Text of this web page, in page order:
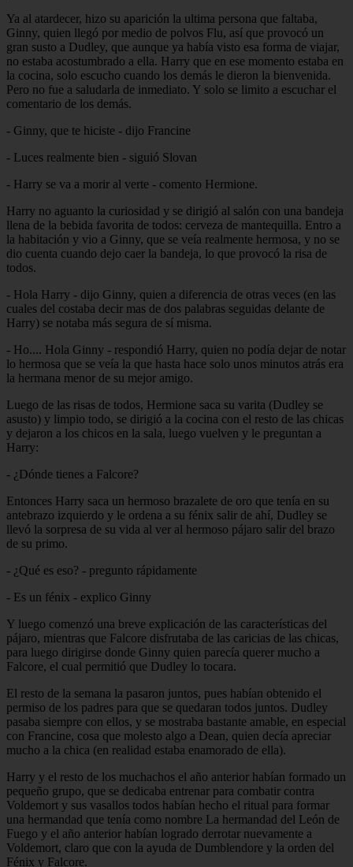
Ya al atardecer, hizo su aparición la ultima persona que faltaba,
Ginny, quien llegó por medio de polvos Flu, así que provocó un
gran susto a Dudley, que aunque ya había visto esa forma de viajar,
no estaba acostumbrado a ella. Harry que en ese momento estaba en
la cocina, solo escucho cuando los demás le dieron la bienvenida.
Pero no fue a saludarla de inmediato. Y solo se limito a escuchar el
comentario de los demás.
- Ginny, que te hiciste - dijo Francine
- Luces realmente bien - siguió Slovan
- Harry se va a morir al verte - comento Hermione.
Harry no aguanto la curiosidad y se dirigió al salón con una bandeja
llena de la bebida favorita de todos: cerveza de mantequilla. Entro a
la habitación y vio a Ginny, que se veía realmente hermosa, y no se
dio cuenta cuando dejo caer la bandeja, lo que provocó la risa de
todos.
- Hola Harry - dijo Ginny, quien a diferencia de otras veces (en las
cuales del costaba decir mas de dos palabras seguidas delante de
Harry) se notaba más segura de sí misma.
- Ho.... Hola Ginny - respondió Harry, quien no podía dejar de notar
lo hermosa que se veía la que hasta hace solo unos minutos atrás era
la hermana menor de su mejor amigo.
Luego de las risas de todos, Hermione saca su varita (Dudley se
asusto) y limpio todo, se dirigió a la cocina con el resto de las chicas
y dejaron a los chicos en la sala, luego vuelven y le preguntan a
Harry:
- ¿Dónde tienes a Falcore?
Entonces Harry saca un hermoso brazalete de oro que tenía en su
antebrazo izquierdo y le ordena a su fénix salir de ahí, Dudley se
llevó la sorpresa de su vida al ver al hermoso pájaro salir del brazo
de su primo.
- ¿Qué es eso? - pregunto rápidamente
- Es un fénix - explico Ginny
Y luego comenzó una breve explicación de las características del
pájaro, mientras que Falcore disfrutaba de las caricias de las chicas,
para luego dirigirse donde Ginny quien parecía querer mucho a
Falcore, el cual permitió que Dudley lo tocara.
El resto de la semana la pasaron juntos, pues habían obtenido el
permiso de los padres para que se quedaran todos juntos. Dudley
pasaba siempre con ellos, y se mostraba bastante amable, en especial
con Francine, cosa que molesto algo a Dean, quien decía apreciar
mucho a la chica (en realidad estaba enamorado de ella).
Harry y el resto de los muchachos el año anterior habían formado un
pequeño grupo, que se dedicaba entrenar para combatir contra
Voldemort y sus vasallos todos habían hecho el ritual para formar
una hermandad que tenía como nombre La hermandad del León de
Fuego y el año anterior habían logrado derrotar nuevamente a
Voldemort, claro que con la ayuda de Dumblendore y la orden del
Fénix y Falcore.